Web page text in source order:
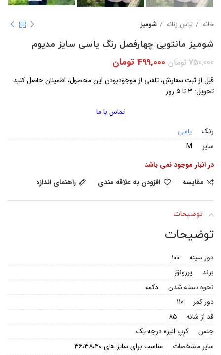
خانه لباس زنانه شومیز
شومیز مانتویی چهارفصل رنگ یاسی سایز مدیوم
750,000تومان 499,000 تومان
قبل از ثبت سفارش، تلفنی از موجودبودن این محصول، اطمینان حاصل کنید.
تحویل: ۳ تا ۵ روز
تماس با ما
رنگ
یاسی
سایز
M
در انبار موجود نمی باشد
مقایسه
افزودن به علاقه مندی راهنمای اندازه
توضیحات
توضیحات
دور سینه
۱۰۰
برند
پررونق
نحوه بسته شدن
دکمه
دور کمر
۱۱۰
قد از شانه
۸۵
جنس
کرپ الیزه درجه یک
سایر مشخصات
مناسب برای سایز های ۳۶،۳۸،۴۰